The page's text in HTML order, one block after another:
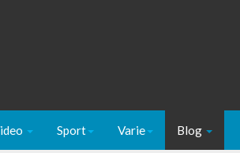
Sport Varie Blog